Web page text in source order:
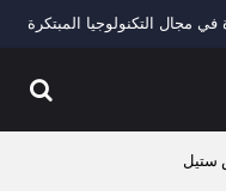
مجال التكنولوجيا المبتكرة
ستيل